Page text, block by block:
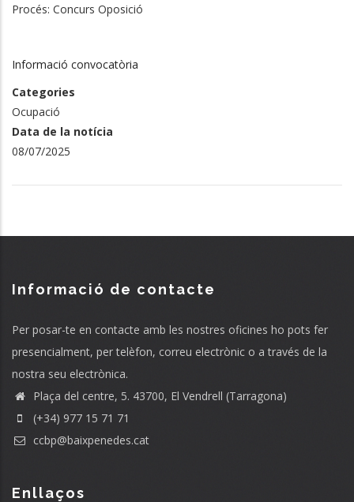
Procés: Concurs Oposició
Informació convocatòria
Categories
Ocupació
Data de la notícia
08/07/2025
Informació de contacte
Per posar-te en contacte amb les nostres oficines ho pots fer
presencialment, per telèfon, correu electrònic o a través de la
nostra seu electrònica.
Plaça del centre, 5. 43700, El Vendrell (Tarragona)
(+34) 977 15 71 71
ccbp@baixpenedes.cat
Enllaços